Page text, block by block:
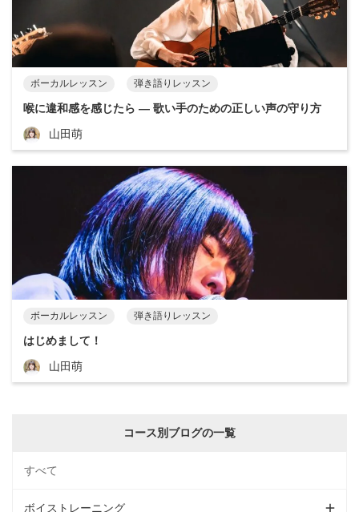
ボーカルレッスン 弾き語りレッスン
喉に違和感を感じたら ― 歌い手のための正しい声の守り方
山田萌
ボーカルレッスン 弾き語りレッスン
はじめまして！
山田萌
コース別ブログの一覧
すべて
ボイストレーニング